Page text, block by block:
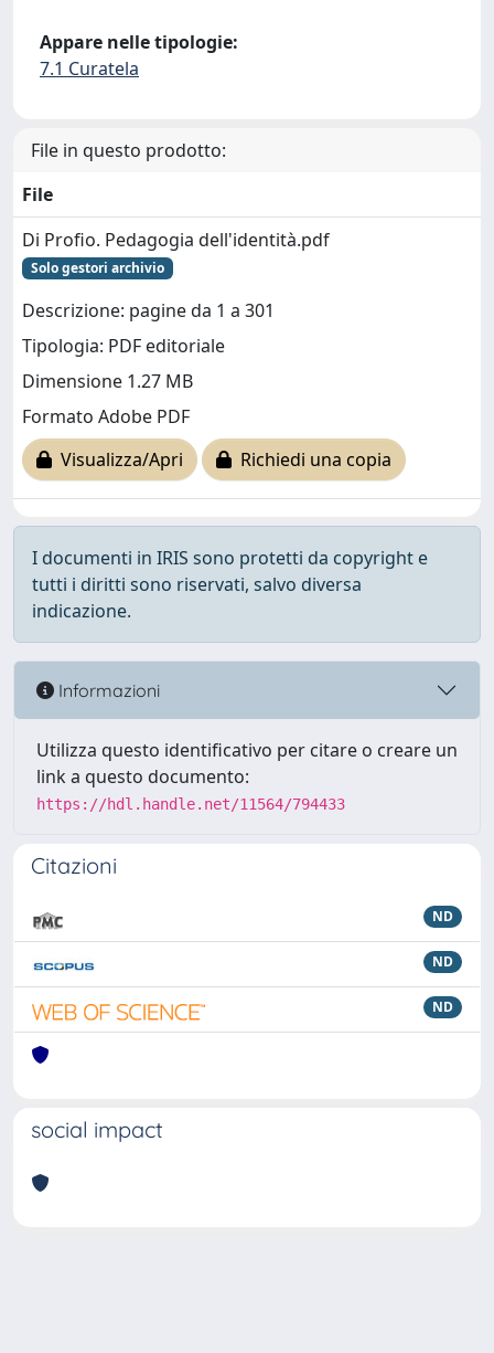
Appare nelle tipologie:
7.1 Curatela
File in questo prodotto:
File
Di Profio. Pedagogia dell'identità.pdf
Solo gestori archivio
Descrizione: pagine da 1 a 301
Tipologia: PDF editoriale
Dimensione 1.27 MB
Formato Adobe PDF
Visualizza/Apri
Richiedi una copia
I documenti in IRIS sono protetti da copyright e
tutti i diritti sono riservati, salvo diversa
indicazione.
Informazioni
Utilizza questo identificativo per citare o creare un
link a questo documento:
https://hdl.handle.net/11564/794433
Citazioni
ND
ND
ND
social impact